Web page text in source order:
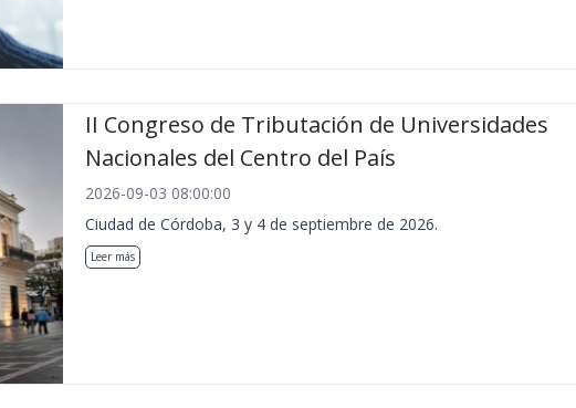
II Congreso de Tributación de Universidades
Nacionales del Centro del País
2026-09-03 08:00:00
Ciudad de Córdoba, 3 y 4 de septiembre de 2026.
Leer más